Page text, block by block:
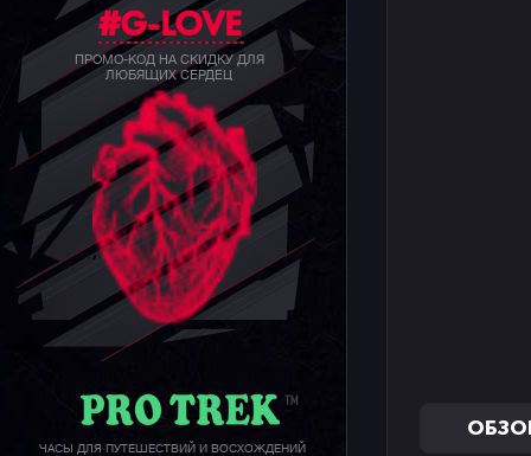
#G-LOVE
ПРОМО-КОД НА СКИДКУ ДЛЯ
ЛЮБЯЩИХ СЕРДЕЦ
ЧАСЫ ДЛЯ ПУТЕШЕСТВИЙ И ВОСХОЖДЕНИЙ